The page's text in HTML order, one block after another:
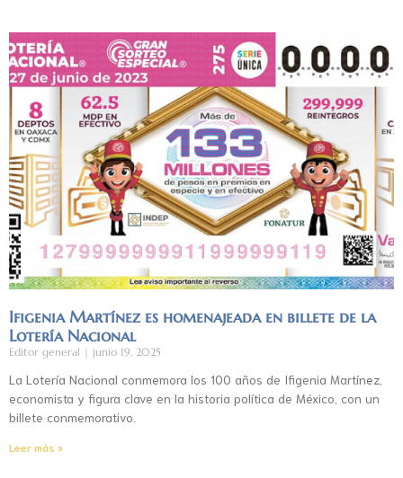
Ifigenia Martínez es homenajeada en billete de la
Lotería Nacional
Editor general junio 19, 2025
La Lotería Nacional conmemora los 100 años de Ifigenia Martínez,
economista y figura clave en la historia política de México, con un
billete conmemorativo.
Leer más »